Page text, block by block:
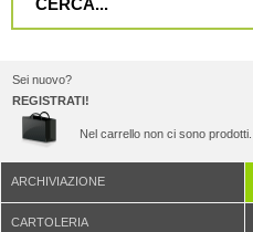
Sei nuovo?
REGISTRATI!
Nel carrello non ci sono prodotti.
ARCHIVIAZIONE
CARTOLERIA